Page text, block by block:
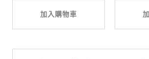
加入購物車